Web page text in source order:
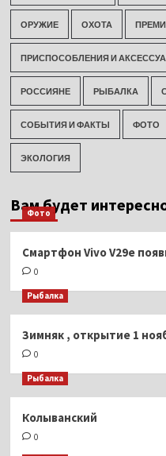
ОРУЖИЕ ОХОТА
ПРИСПОСОБЛЕНИЯ И
РОССИЯНЕ РЫБАЛКА
СОБЫТИЯ И ФАКТЫ ФОТО
ЭКОЛОГИЯ
Вам будет
Фото
Смартфон Vivo V29e
0
Рыбалка
Зимняк , открытие 1
0
Рыбалка
Колыванский
0